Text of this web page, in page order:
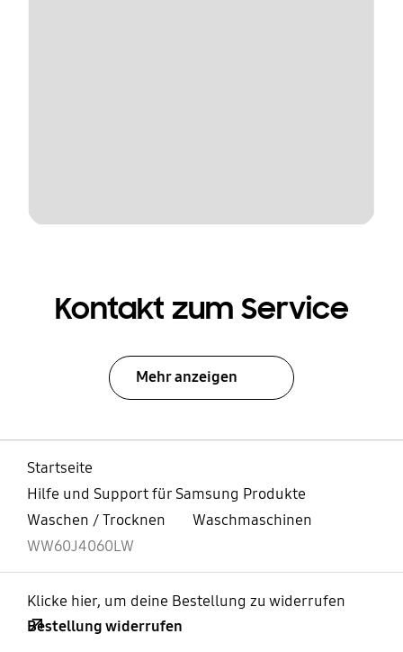
Kontakt zum Service
Mehr anzeigen
Startseite
Hilfe und Support für Samsung Produkte
Waschen / Trocknen
Waschmaschinen
WW60J4060LW
Klicke hier, um deine Bestellung zu widerrufen
Bestellung widerrufen